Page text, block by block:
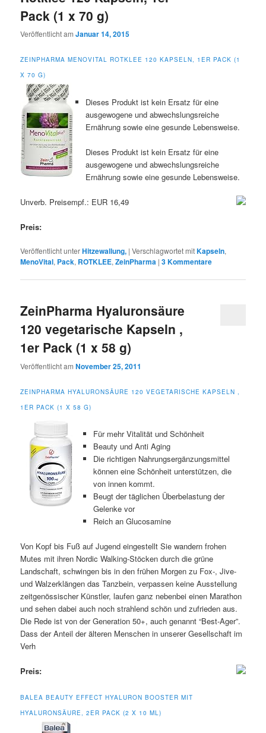
Pack (1 x 70 g)
Veröffentlicht amJanuar 14, 2015
ZEINPHARMA MENOVITAL ROTKLEE 120 KAPSELN, 1ER PACK (1
X 70 G)
Dieses Produkt ist kein Ersatz für eine
ausgewogene und abwechslungsreiche
Ernährung sowie eine gesunde Lebensweise.
Dieses Produkt ist kein Ersatz für eine
ausgewogene und abwechslungsreiche
Ernährung sowie eine gesunde Lebensweise.
Unverb. Preisempf.: EUR 16,49
Preis:
Veröffentlicht unterHitzewallung, |Verschlagwortet mitKapseln,
MenoVital, Pack, ROTKLEE,ZeinPharma |3Kommentare
ZeinPharma Hyaluronsäure
120 vegetarische Kapseln ,
1er Pack (1 x 58 g)
Veröffentlicht amNovember 25, 2011
ZEINPHARMA HYALURONSÄURE 120 VEGETARISCHE KAPSELN ,
1ER PACK (1 X 58 G)
Für mehr Vitalität und Schönheit
Beauty und Anti Aging
Die richtigen Nahrungsergänzungsmittel
können eine Schönheit unterstützen, die
von innen kommt.
Beugt der täglichen Überbelastung der
Gelenke vor
Reich an Glucosamine
Von Kopf bis Fuß auf Jugend eingestellt Sie wandern frohen
Mutes mit ihren Nordic Walking-Stöcken durch die grüne
Landschaft, schwingen bis in den frühen Morgen zu Fox-, Jive-
und Walzerklängen das Tanzbein, verpassen keine Ausstellung
zeitgenössischer Künstler, laufen ganz nebenbei einen Marathon
und sehen dabei auch noch strahlend schön und zufrieden aus.
Die Rede ist von der Generation 50+, auch genannt “Best-Ager”.
Dass der Anteil der älteren Menschen in unserer Gesellschaft im
Verh
Preis:
BALEA BEAUTY EFFECT HYALURON BOOSTER MIT
HYALURONSÄURE, 2ER PACK (2 X 10 ML)